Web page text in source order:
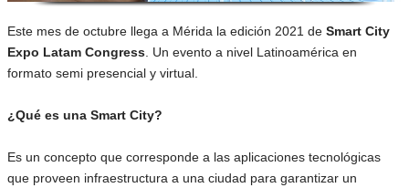
Este mes de octubre llega a Mérida la edición 2021 de Smart City
Expo Latam Congress . Un evento a nivel Latinoamérica en
formato semi presencial y virtual.
¿Qué es una Smart City?
Es un concepto que corresponde a las aplicaciones tecnológicas
que proveen infraestructura a una ciudad para garantizar un